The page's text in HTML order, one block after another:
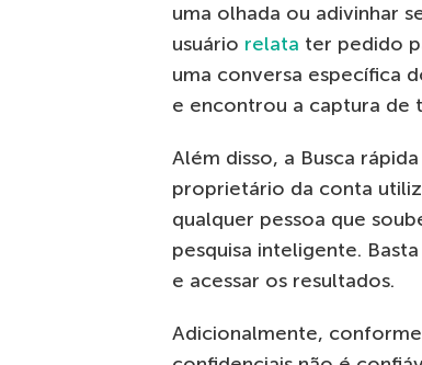
uma olhada ou adivinhar
usuário relata ter pedido
uma conversa específica
e encontrou a captura de
Além disso, a Busca
proprietário da conta
qualquer pessoa que
pesquisa inteligente.
e acessar os resultados.
Adicionalmente,